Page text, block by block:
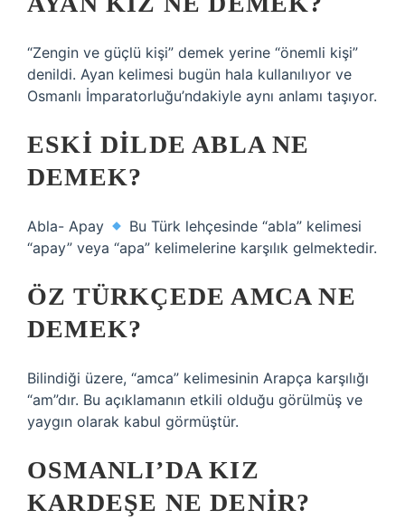
“Zengin ve güçlü kişi” demek yerine “önemli kişi”
denildi. Ayan kelimesi bugün hala kullanılıyor ve
Osmanlı İmparatorluğu’ndakiyle aynı anlamı taşıyor.
ESKI DILDE ABLA NE
DEMEK?
Abla- Apay
Bu Türk lehçesinde “abla” kelimesi
“apay” veya “apa” kelimelerine karşılık gelmektedir.
ÖZ TÜRKÇEDE AMCA NE
DEMEK?
Bilindiği üzere, “amca” kelimesinin Arapça karşılığı
“am”dır. Bu açıklamanın etkili olduğu görülmüş ve
yaygın olarak kabul görmüştür.
OSMANLI’DA KIZ
KARDEŞE NE DENIR?